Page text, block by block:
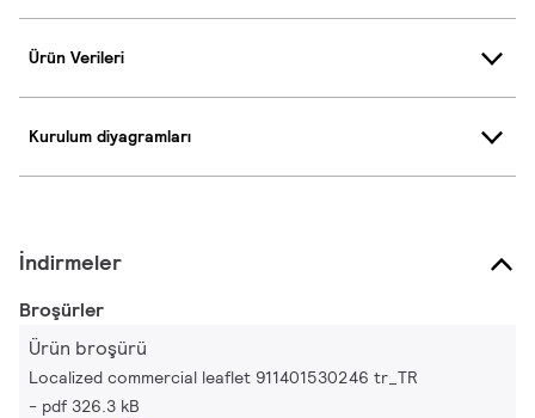
Ürün Verileri
Kurulum diyagramları
İndirmeler
Broşürler
Ürün broşürü
Localized commercial leaflet 911401530246 tr_TR
pdf 326.3 kB